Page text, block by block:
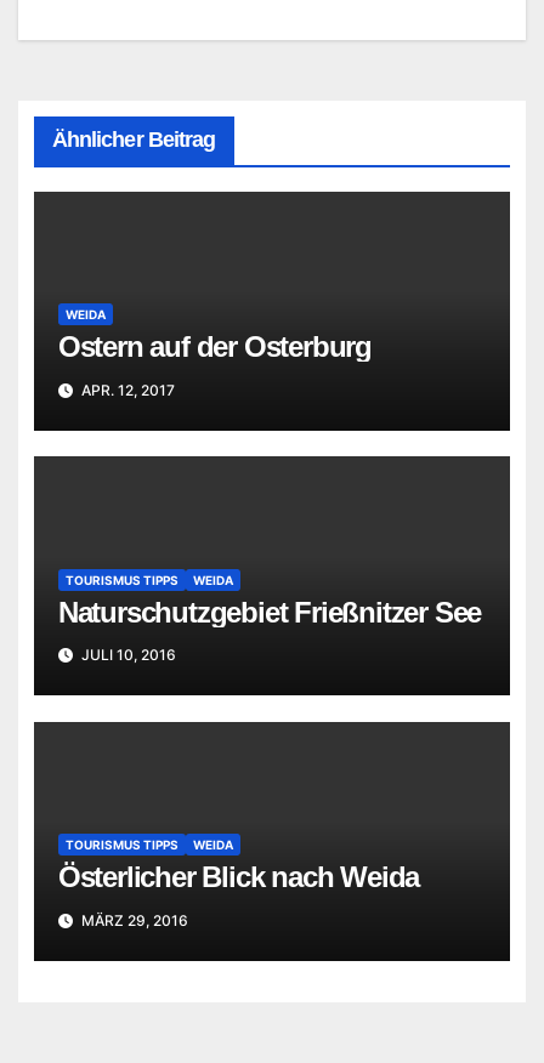
Ähnlicher Beitrag
WEIDA
Ostern auf der Osterburg
APR. 12, 2017
TOURISMUS TIPPS WEIDA
Naturschutzgebiet Frießnitzer See
JULI 10, 2016
TOURISMUS TIPPS WEIDA
Österlicher Blick nach Weida
MÄRZ 29, 2016